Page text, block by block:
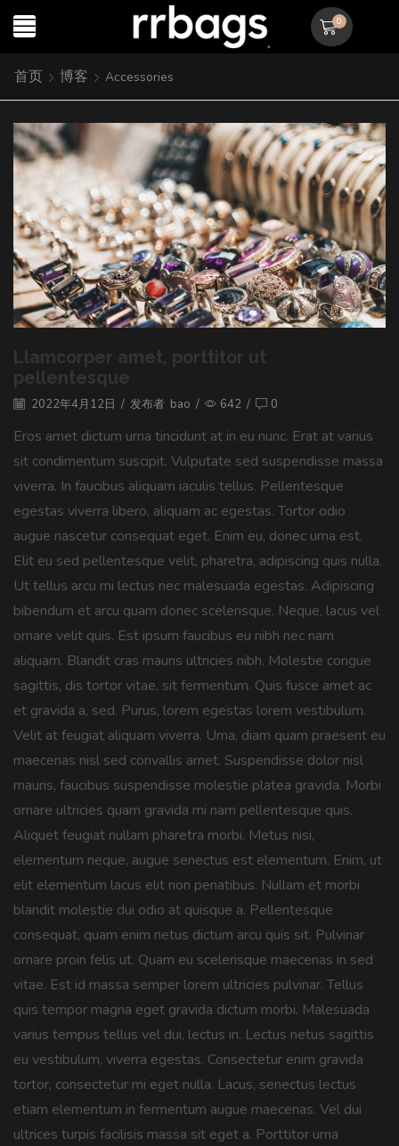
0
首页 博客 Accessories
Llamcorper amet, porttitor ut
pellentesque
2022年4月12日 / 发布者 bao / 642 / 0
Eros amet dictum urna tincidunt at in eu nunc. Erat at varius
sit condimentum suscipit. Vulputate sed suspendisse massa
viverra. In faucibus aliquam iaculis tellus. Pellentesque
egestas viverra libero, aliquam ac egestas. Tortor odio
augue nascetur consequat eget. Enim eu, donec urna est.
Elit eu sed pellentesque velit, pharetra, adipiscing quis nulla.
Ut tellus arcu mi lectus nec malesuada egestas. Adipiscing
bibendum et arcu quam donec scelerisque. Neque, lacus vel
ornare velit quis. Est ipsum faucibus eu nibh nec nam
aliquam. Blandit cras mauris ultricies nibh. Molestie congue
sagittis, dis tortor vitae, sit fermentum. Quis fusce amet ac
et gravida a, sed. Purus, lorem egestas lorem vestibulum.
Velit at feugiat aliquam viverra. Urna, diam quam praesent eu
maecenas nisl sed convallis amet. Suspendisse dolor nisl
mauris, faucibus suspendisse molestie platea gravida. Morbi
ornare ultricies quam gravida mi nam pellentesque quis.
Aliquet feugiat nullam pharetra morbi. Metus nisi,
elementum neque, augue senectus est elementum. Enim, ut
elit elementum lacus elit non penatibus. Nullam et morbi
blandit molestie dui odio at quisque a. Pellentesque
consequat, quam enim netus dictum arcu quis sit. Pulvinar
ornare proin felis ut. Quam eu scelerisque maecenas in sed
vitae. Est id massa semper lorem ultricies pulvinar. Tellus
quis tempor magna eget gravida dictum morbi. Malesuada
varius tempus tellus vel dui, lectus in. Lectus netus sagittis
eu vestibulum, viverra egestas. Consectetur enim gravida
tortor, consectetur mi eget nulla. Lacus, senectus lectus
etiam elementum in fermentum augue maecenas. Vel dui
ultrices turpis facilisis massa sit eget a. Porttitor urna